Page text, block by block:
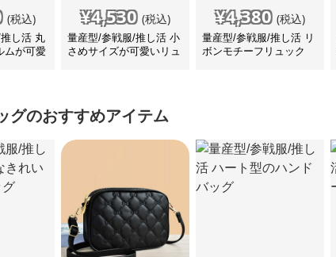
(税込)
し活 丸
ムが可愛
¥4,530 (税込)
量産型/参戦服/推し活 小
さめサイズが可愛いリュ
¥4,380 (税込)
量産型/参戦服/推し活 リ
ボンモチーフリュック
グのおすすめアイテム